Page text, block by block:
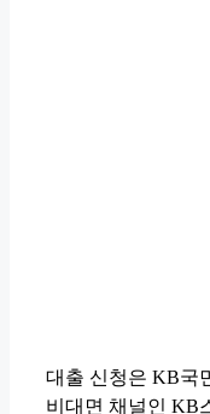
대출 신청은 KB국
비대면 채널인 KB